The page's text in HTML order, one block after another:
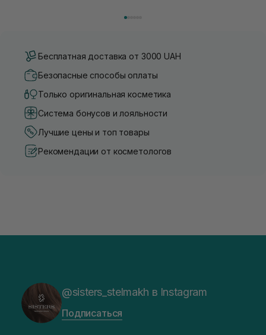
Бесплатная доставка от 3000 UAH
Безопасные способы оплаты
Только оригинальная косметика
Система бонусов и лояльности
Лучшие цены и топ товары
Рекомендации от косметологов
@sisters_stelmakh в Instagram
Подписаться